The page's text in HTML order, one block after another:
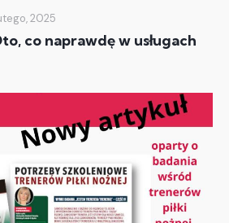
2025
co naprawdę w usługach